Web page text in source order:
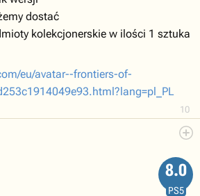
10
dostać
kolekcjonerskie w ilości 1 sztuka
eu/avatar--frontiers-of-
8.0
PS5